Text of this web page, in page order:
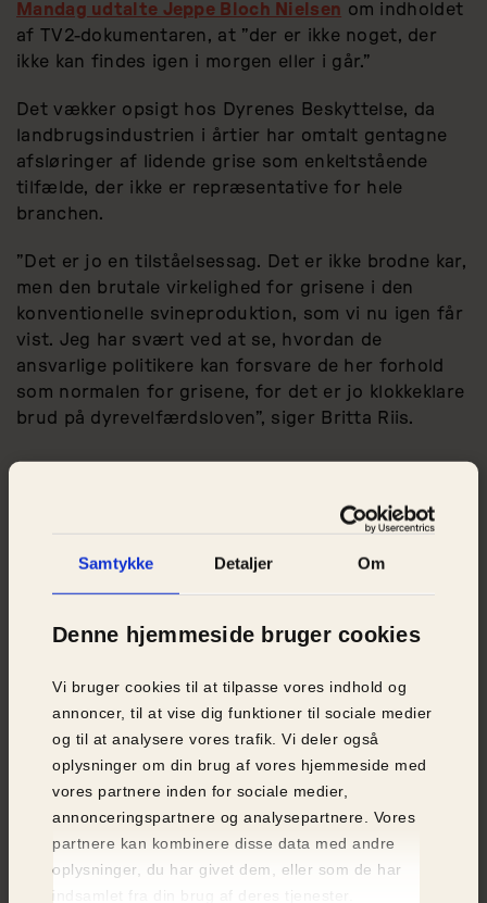
Samtykke Detaljer Om
Denne hjemmeside bruger cookies
Vi bruger cookies til at tilpasse vores indhold og
annoncer, til at vise dig funktioner til sociale medier
og til at analysere vores trafik. Vi deler også
oplysninger om din brug af vores hjemmeside med
vores partnere inden for sociale medier,
annonceringspartnere og analysepartnere. Vores
partnere kan kombinere disse data med andre
oplysninger, du har givet dem, eller som de har
Mandag udtalte Jeppe Bloch Nielsen om indholdet
af TV2-dokumentaren, at ”der er ikke noget, der
ikke kan findes igen i morgen eller i går.”
Det vækker opsigt hos Dyrenes Beskyttelse, da
landbrugsindustrien i årtier har omtalt gentagne
afsløringer af lidende grise som enkeltstående
tilfælde, der ikke er repræsentative for hele
branchen.
”Det er jo en tilståelsessag. Det er ikke brodne kar,
men den brutale virkelighed for grisene i den
konventionelle svineproduktion, som vi nu igen får
vist. Jeg har svært ved at se, hvordan de
ansvarlige politikere kan forsvare de her forhold
som normalen for grisene, for det er jo klokkeklare
brud på dyrevelfærdsloven”, siger Britta Riis.
Kender du én, der bør læse med?
Del artiklen i dit netværk og
DEL PÅ MAIL
KOPIER LINK